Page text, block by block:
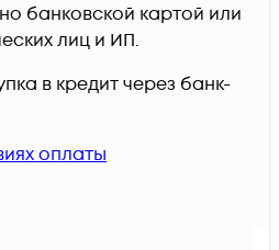
банковской картой или
лиц и ИП.
в кредит через банк-
оплаты